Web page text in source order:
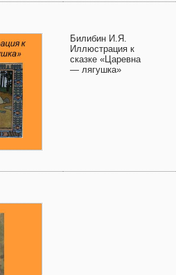
Билибин И.Я.
Иллюстрация к
сказке «Царевна
— лягушка»